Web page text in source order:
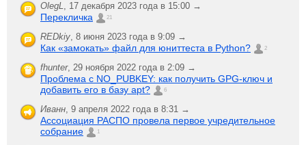
OlegL, 17 декабря 2023 года в 15:00 →
Перекличка 21
REDkiy, 8 июня 2023 года в 9:09 →
Как «замокать» файл для юниттеста в Python? 2
fhunter, 29 ноября 2022 года в 2:09 →
Проблема с NO_PUBKEY: как получить GPG-ключ и
добавить его в базу apt?
6
Иванн, 9 апреля 2022 года в 8:31 →
Ассоциация РАСПО провела первое учредительное
собрание
1